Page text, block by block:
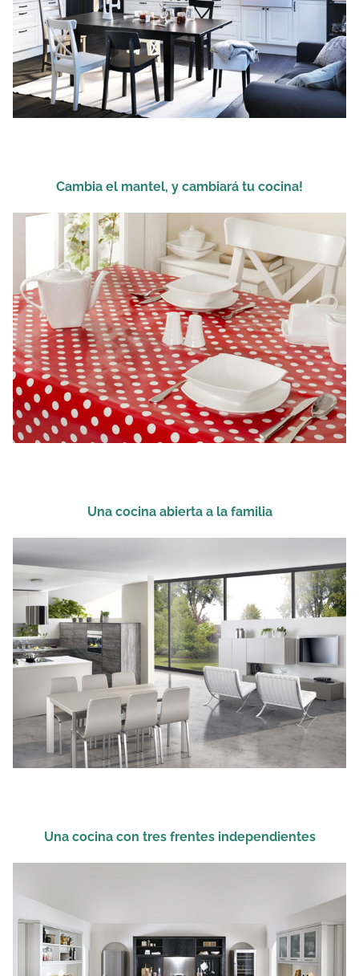
Cambia el mantel, y cambiará tu cocina!
Una cocina abierta a la familia
Una cocina con tres frentes independientes